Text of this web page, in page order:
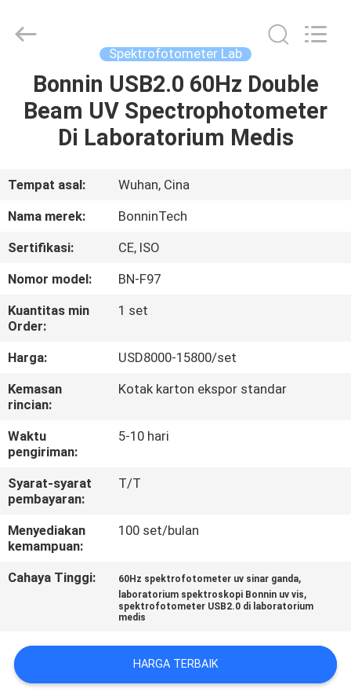
RUMAH
PRODUK
VIDEO
KAMI
TUR
PABRIK
KONTROL
KUALITAS
HUBUNGI
KAMI
PERMINTAAN
PENAWARAN
PRIVACY
Spektrofotometer Lab
Bonnin USB2.0 60Hz Double
Beam UV Spectrophotometer
Di Laboratorium Medis
Tempat asal:
Wuhan, Cina
Nama merek:
BonninTech
Sertifikasi:
CE, ISO
Nomor model:
BN-F97
Kuantitas min
Order:
1 set
Harga:
USD8000-15800/set
Kemasan
rincian:
Kotak karton ekspor standar
Waktu
pengiriman:
5-10 hari
Syarat-syarat
pembayaran:
T/T
Menyediakan
kemampuan:
100 set/bulan
Cahaya Tinggi: 60Hz spektrofotometer uv sinar ganda,
laboratorium spektroskopi Bonnin uv vis,
spektrofotometer USB2.0 di laboratorium
medis
HARGA TERBAIK